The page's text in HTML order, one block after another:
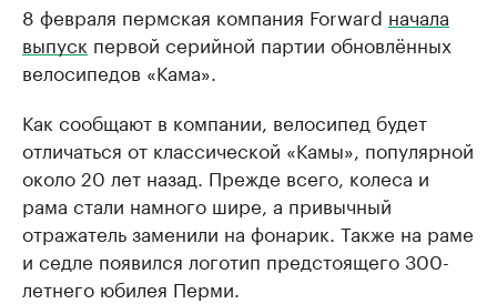
8 февраля пермская компания Forward начала
выпуск первой серийной партии обновлённых
велосипедов «Кама».
Как сообщают в компании, велосипед будет
отличаться от классической «Камы», популярной
около 20 лет назад. Прежде всего, колеса и
рама стали намного шире, а привычный
отражатель заменили на фонарик. Также на раме
и седле появился логотип предстоящего 300-
летнего юбилея Перми.